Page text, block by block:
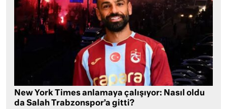
New York Times anlamaya çalışıyor: Nasıl oldu
da Salah Trabzonspor’a gitti?